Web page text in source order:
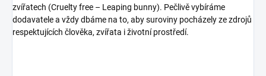
zvířatech (Cruelty free – Leaping bunny). Pečlivě vybíráme
dodavatele a vždy dbáme na to, aby suroviny pocházely ze zdrojů
respektujících člověka, zvířata i životní prostředí.